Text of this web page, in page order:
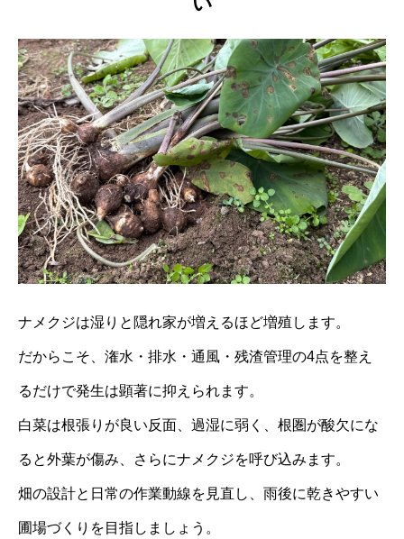
ナメクジは湿りと隠れ家が増えるほど増殖します。
だからこそ、潅水・排水・通風・残渣管理の4点を整え
るだけで発生は顕著に抑えられます。
白菜は根張りが良い反面、過湿に弱く、根圏が酸欠にな
ると外葉が傷み、さらにナメクジを呼び込みます。
畑の設計と日常の作業動線を見直し、雨後に乾きやすい
圃場づくりを目指しましょう。